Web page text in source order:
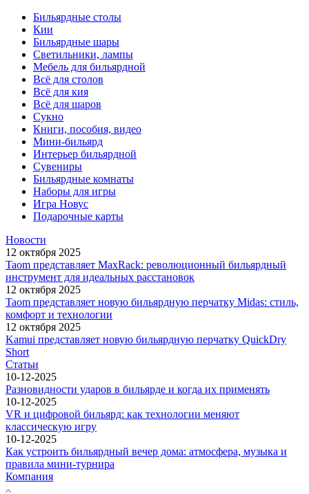
Бильярдные столы
Кии
Бильярдные шары
Светильники, лампы
Мебель для бильярдной
Всё для столов
Всё для кия
Всё для шаров
Сукно
Книги, пособия, видео
Мини-бильярд
Интерьер бильярдной
Сувениры
Бильярдные комнаты
Наборы для игры
Игра Новус
Подарочные карты
Новости
12 октября 2025
Taom представляет MaxRack: революционный бильярдный
инструмент для идеальных расстановок
12 октября 2025
Taom представляет новую бильярдную перчатку Midas: стиль,
комфорт и технологии
12 октября 2025
Kamui представляет новую бильярдную перчатку QuickDry
Short
Статьи
10-12-2025
Разновидности ударов в бильярде и когда их применять
10-12-2025
VR и цифровой бильярд: как технологии меняют
классическую игру
10-12-2025
Как устроить бильярдный вечер дома: атмосфера, музыка и
правила мини-турнира
Компания